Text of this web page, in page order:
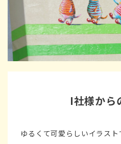
I社様から
ゆるくて可愛らしいイラス